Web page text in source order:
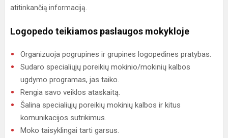
atitinkančią informaciją.
Logopedo teikiamos paslaugos mokykloje
Organizuoja pogrupines ir grupines logopedines pratybas.
Sudaro specialiųjų poreikių mokinio/mokinių kalbos
ugdymo programas, jas taiko.
Rengia savo veiklos ataskaitą.
Šalina specialiųjų poreikių mokinių kalbos ir kitus
komunikacijos sutrikimus.
Moko taisyklingai tarti garsus.